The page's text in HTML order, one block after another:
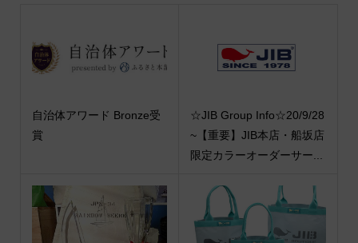
自治体アワード Bronze受
賞
☆JIB Group Info☆20/9/28
~【重要】JIB本店・船坂店
限定カラーオーダーサー...